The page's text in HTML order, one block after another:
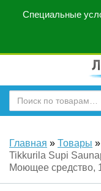
Специальные
Главная » Товары »
Tikkurila Supi
Моющее средство,